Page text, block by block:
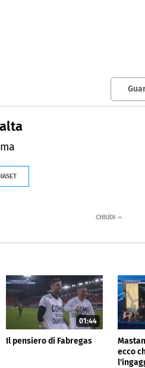
01:44
Il pensiero di Fabregas
ecco